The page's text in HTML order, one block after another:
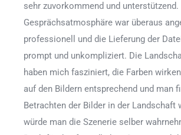
sehr zuvorkommend und unterstützend.
Gesprächsatmosphäre war überaus
professionell und die Lieferung der
prompt und unkompliziert. Die
haben mich fasziniert, die Farben
auf den Bildern entsprechend und man
Betrachten der Bilder in der Landschaft
würde man die Szenerie selber